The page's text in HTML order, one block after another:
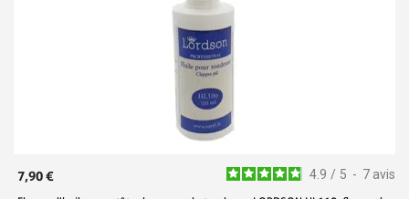
4.9 / 5 - 7 avis
7,90 €